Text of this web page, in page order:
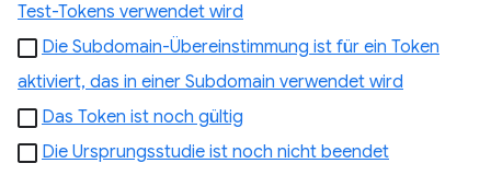
Test-Tokens verwendet wird
Die Subdomain-Übereinstimmung ist für ein Token
aktiviert, das in einer Subdomain verwendet wird
Das Token ist noch gültig
Die Ursprungsstudie ist noch nicht beendet